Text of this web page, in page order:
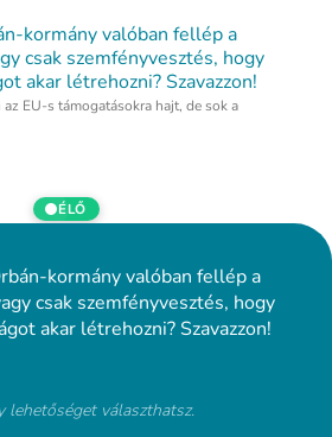
kormány valóban fellép a
csak szemfényvesztés, hogy
akar létrehozni? Szavazzon!
EU-s támogatásokra hajt, de sok a
ÉLŐ
kormány valóban fellép a
csak szemfényvesztés, hogy
akar létrehozni? Szavazzon!
lehetőséget választhatsz.